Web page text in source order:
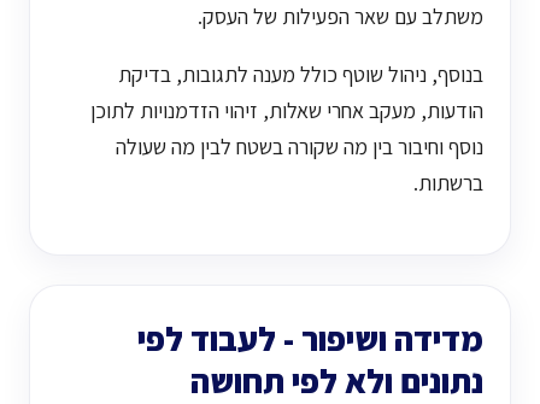
משתלב עם שאר הפעילות של העסק.
בנוסף, ניהול שוטף כולל מענה לתגובות, בדיקת
הודעות, מעקב אחרי שאלות, זיהוי הזדמנויות לתוכן
נוסף וחיבור בין מה שקורה בשטח לבין מה שעולה
ברשתות.
מדידה ושיפור - לעבוד לפי
נתונים ולא לפי תחושה